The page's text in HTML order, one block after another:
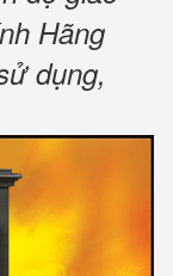
Hãng
dụng,